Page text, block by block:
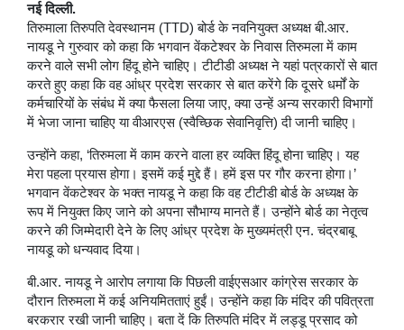
नई दिल्ली.
तिरुमाला तिरुपति देवस्थानम (TTD) बोर्ड के नवनियुक्त अध्यक्ष बी.आर.
नायडू ने गुरुवार को कहा कि भगवान वेंकटेश्वर के निवास तिरुमला में काम
करने वाले सभी लोग हिंदू होने चाहिए। टीटीडी अध्यक्ष ने यहां पत्रकारों से बात
करते हुए कहा कि वह आंध्र प्रदेश सरकार से बात करेंगे कि दूसरे धर्मों के
कर्मचारियों के संबंध में क्या फैसला लिया जाए, क्या उन्हें अन्य सरकारी विभागों
में भेजा जाना चाहिए या वीआरएस (स्वैच्छिक सेवानिवृत्ति) दी जानी चाहिए।
उन्होंने कहा, ‘तिरुमला में काम करने वाला हर व्यक्ति हिंदू होना चाहिए। यह
मेरा पहला प्रयास होगा। इसमें कई मुद्दे हैं। हमें इस पर गौर करना होगा।’
भगवान वेंकटेश्वर के भक्त नायडू ने कहा कि वह टीटीडी बोर्ड के अध्यक्ष के
रूप में नियुक्त किए जाने को अपना सौभाग्य मानते हैं। उन्होंने बोर्ड का नेतृत्व
करने की जिम्मेदारी देने के लिए आंध्र प्रदेश के मुख्यमंत्री एन. चंद्रबाबू
नायडू को धन्यवाद दिया।
बी.आर. नायडू ने आरोप लगाया कि पिछली वाईएसआर कांग्रेस सरकार के
दौरान तिरुमला में कई अनियमितताएं हुईं। उन्होंने कहा कि मंदिर की पवित्रता
बरकरार रखी जानी चाहिए। बता दें कि तिरुपति मंदिर में लड्डू प्रसाद को